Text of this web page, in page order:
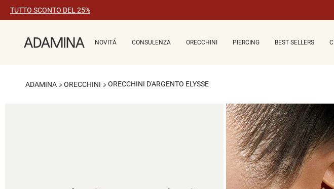
contenuto
TUTTO SCONTO DEL 25%
NOVITÁ CONSULENZA ORECCHINI PIERCING BEST SELLERS
ADAMINA ORECCHINI ORECCHINI D'ARGENTO ELYSSE